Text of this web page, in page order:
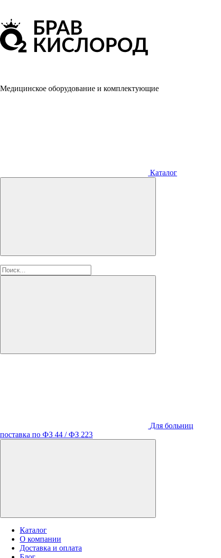
Медицинское оборудование и комплектующие
Каталог
Для больниц
поставка по ФЗ 44 / ФЗ 223
Каталог
О компании
Доставка и оплата